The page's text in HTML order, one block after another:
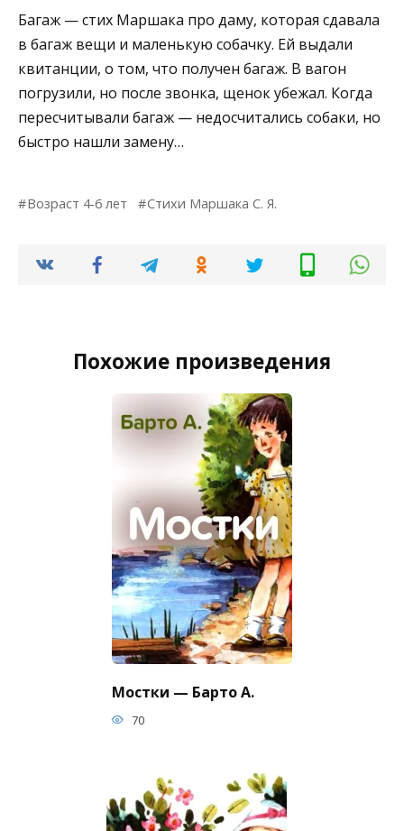
Багаж — стих Маршака про даму, которая сдавала
в багаж вещи и маленькую собачку. Ей выдали
квитанции, о том, что получен багаж. В вагон
погрузили, но после звонка, щенок убежал. Когда
пересчитывали багаж — недосчитались собаки, но
быстро нашли замену…
Возраст 4-6 лет Стихи Маршака С. Я.
Похожие произведения
Мостки — Барто А.
70